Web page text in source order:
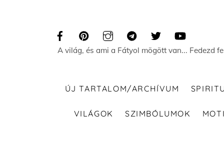
A világ, és ami a Fátyol mögött van... Fedezd
ÚJ TARTALOM/ARCHÍVUM
VILÁGOK SZIMBÓLUMOK